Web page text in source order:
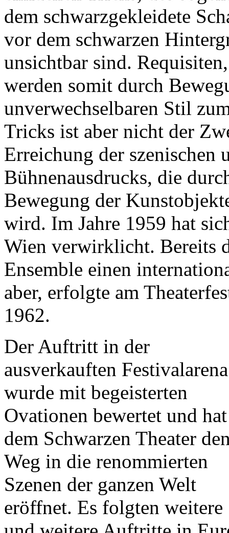
dem schwarzgekleidete
vor dem schwarzen
unsichtbar sind.
werden somit durch
unverwechselbaren Stil
Tricks ist aber nicht der
Erreichung der szenischen
Bühnenausdrucks, die
Bewegung der
wird. Im Jahre 1959 hat
Wien verwirklicht. Bereits
Ensemble einen
aber, erfolgte am
1962.
Der Auftritt in der
ausverkauften Festivalarena
wurde mit begeisterten
Ovationen bewertet und hat
dem Schwarzen Theater
Weg in die renommierten
Szenen der ganzen Welt
eröffnet. Es folgten weitere